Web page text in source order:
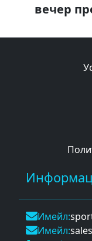
вечер
Имейл:
Имейл: